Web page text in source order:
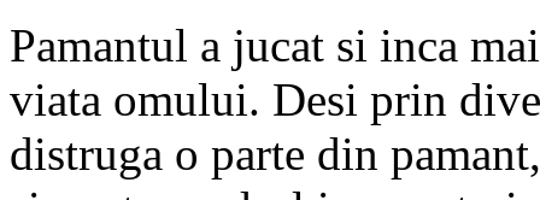
Pamantul a jucat si inca
viata omului. Desi prin
distruga o parte din